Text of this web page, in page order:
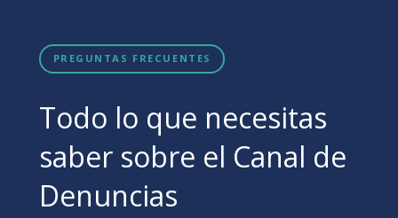
PREGUNTAS FRECUENTES
Todo lo que necesitas
saber sobre el Canal de
Denuncias